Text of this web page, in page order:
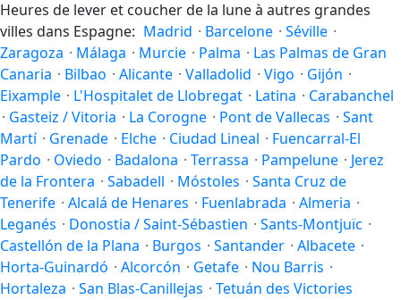
Heures de lever et coucher de la lune à autres grandes
villes dans Espagne: Madrid · Barcelone · Séville ·
Zaragoza · Málaga · Murcie · Palma · Las Palmas de Gran
Canaria · Bilbao · Alicante · Valladolid · Vigo · Gijón ·
Eixample · L'Hospitalet de Llobregat · Latina · Carabanchel
· Gasteiz / Vitoria · La Corogne · Pont de Vallecas · Sant
Martí · Grenade · Elche · Ciudad Lineal · Fuencarral-El
Pardo · Oviedo · Badalona · Terrassa · Pampelune · Jerez
de la Frontera · Sabadell · Móstoles · Santa Cruz de
Tenerife · Alcalá de Henares · Fuenlabrada · Almeria ·
Leganés · Donostia / Saint-Sébastien · Sants-Montjuïc ·
Castellón de la Plana · Burgos · Santander · Albacete ·
Horta-Guinardó · Alcorcón · Getafe · Nou Barris ·
Hortaleza · San Blas-Canillejas · Tetuán des Victories